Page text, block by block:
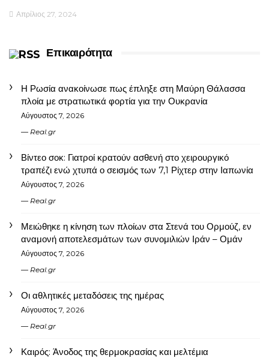
Απρίλιος 27, 2024
Επικαιρότητα
Η Ρωσία ανακοίνωσε πως έπληξε στη Μαύρη Θάλασσα
πλοία με στρατιωτικά φορτία για την Ουκρανία
Αύγουστος 7, 2026
Real.gr
Βίντεο σοκ: Γιατροί κρατούν ασθενή στο χειρουργικό
τραπέζι ενώ χτυπά ο σεισμός των 7,1 Ρίχτερ στην Ιαπωνία
Αύγουστος 7, 2026
Real.gr
Μειώθηκε η κίνηση των πλοίων στα Στενά του Ορμούζ, εν
αναμονή αποτελεσμάτων των συνομιλιών Ιράν – Ομάν
Αύγουστος 7, 2026
Real.gr
Οι αθλητικές μεταδόσεις της ημέρας
Αύγουστος 7, 2026
Real.gr
Καιρός: Άνοδος της θερμοκρασίας και μελτέμια